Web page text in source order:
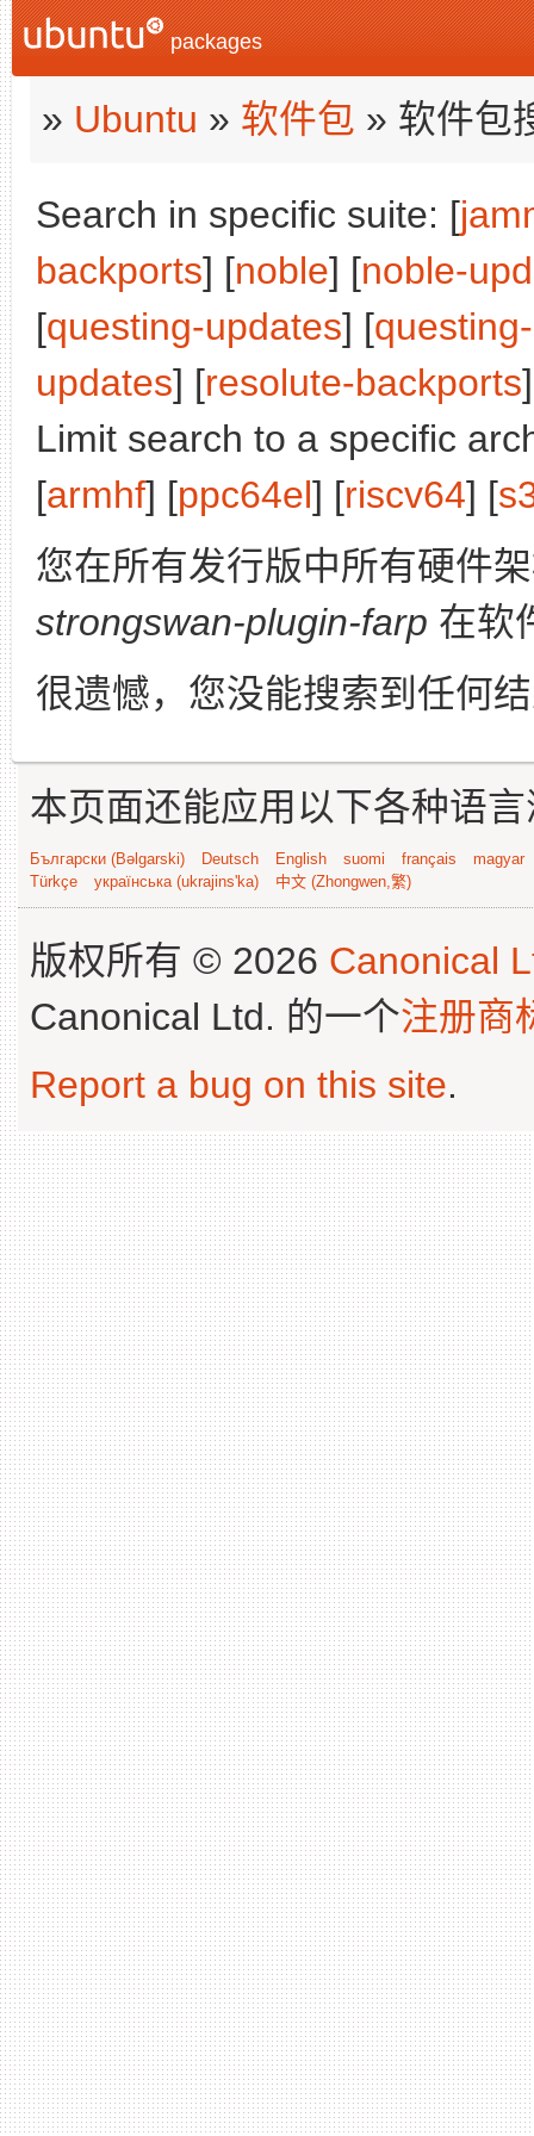
packages
» Ubuntu » 软件包 » 软件包
Search in specific suite: [
backports] [noble] [noble-
[questing-updates] [
updates] [resolute-backports
Limit search to a specific
[armhf] [ppc64el] [riscv64] [
您在所有发行版中所有硬件
strongswan-plugin-farp 在软
很遗憾，您没能搜索到任何
本页面还能应用以下各种语
Български (Bəlgarski) Deutsch English suomi français
magyar
Türkçe
українська (ukrajins'ka) 中文 (Zhongwen,繁)
版权所有 © 2026 Canonical
Canonical Ltd. 的一个注册商
Report a bug on this site.